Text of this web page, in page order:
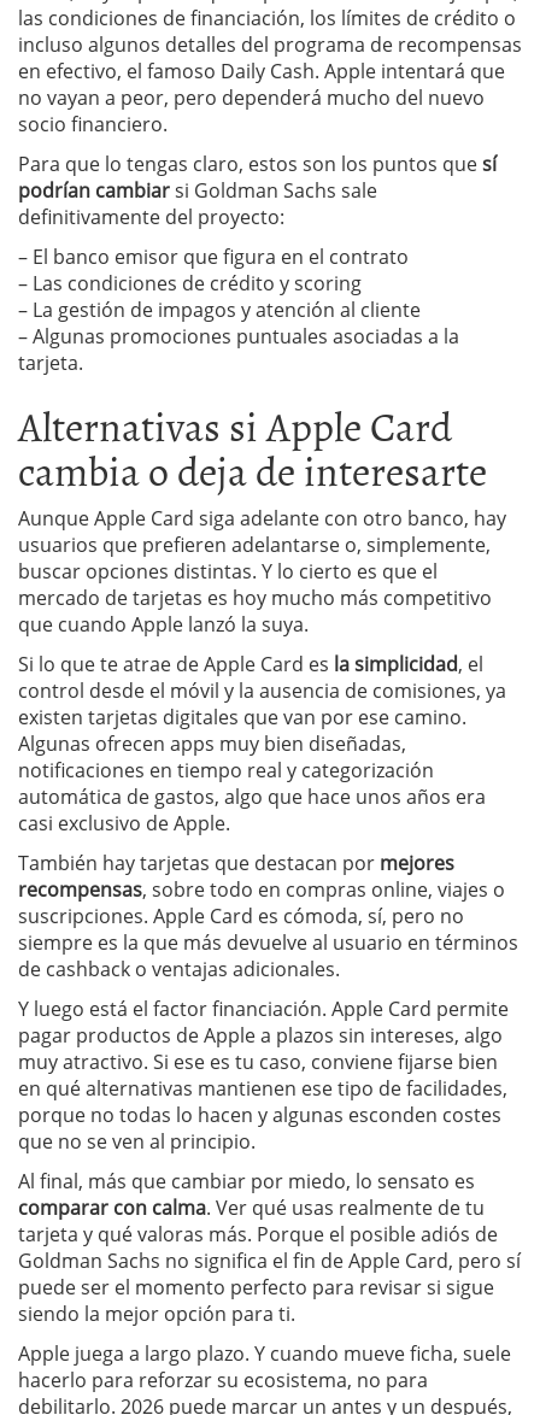
las condiciones de financiación, los límites de crédito o
incluso algunos detalles del programa de recompensas
en efectivo, el famoso Daily Cash. Apple intentará que
no vayan a peor, pero dependerá mucho del nuevo
socio financiero.
Para que lo tengas claro, estos son los puntos quesí
podrían cambiarsi Goldman Sachs sale
definitivamente del proyecto:
– El banco emisor que figura en el contrato
– Las condiciones de crédito y scoring
– La gestión de impagos y atención al cliente
– Algunas promociones puntuales asociadas a la
tarjeta.
Alternativas si Apple Card
cambia o deja de interesarte
Aunque Apple Card siga adelante con otro banco, hay
usuarios que prefieren adelantarse o, simplemente,
buscar opciones distintas. Y lo cierto es que el
mercado de tarjetas es hoy mucho más competitivo
que cuando Apple lanzó la suya.
Si lo que te atrae de Apple Card es la simplicidad, el
control desde el móvil y la ausencia de comisiones, ya
existen tarjetas digitales que van por ese camino.
Algunas ofrecen apps muy bien diseñadas,
notificaciones en tiempo real y categorización
automática de gastos, algo que hace unos años era
casi exclusivo de Apple.
También hay tarjetas que destacan por mejores
recompensas, sobre todo en compras online, viajes o
suscripciones. Apple Card es cómoda, sí, pero no
siempre es la que más devuelve al usuario en términos
de cashback o ventajas adicionales.
Y luego está el factor financiación. Apple Card permite
pagar productos de Apple a plazos sin intereses, algo
muy atractivo. Si ese es tu caso, conviene fijarse bien
en qué alternativas mantienen ese tipo de facilidades,
porque no todas lo hacen y algunas esconden costes
que no se ven al principio.
Al final, más que cambiar por miedo, lo sensato es
comparar con calma. Ver qué usas realmente de tu
tarjeta y qué valoras más. Porque el posible adiós de
Goldman Sachs no significa el fin de Apple Card, pero sí
puede ser el momento perfecto para revisar si sigue
siendo la mejor opción para ti.
Apple juega a largo plazo. Y cuando mueve ficha, suele
hacerlo para reforzar su ecosistema, no para
debilitarlo. 2026 puede marcar un antes y un después,